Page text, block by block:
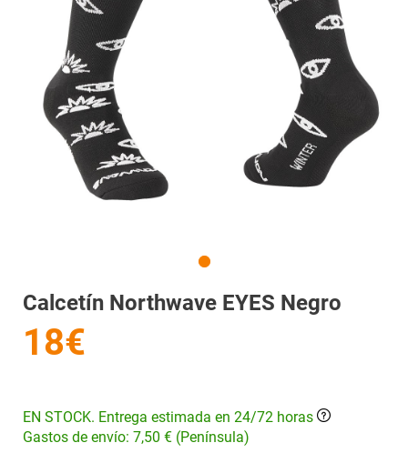
Calcetín Northwave EYES Negro
18€
EN STOCK. Entrega estimada en 24/72 horas
Gastos de envío: 7,50 € (Península)